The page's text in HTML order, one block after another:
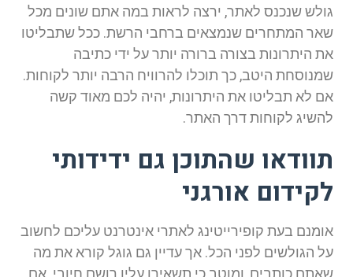
גולש שנכנס לאתר, ירצה לראות במה אתם שונים מכל
שאר המתחרים שנמצאים ברחבי הרשת. ככל שתבליטו
את היתרונות בצורה ברורה יותר על ידי כתיבה
שמנוסחת היטב, כך תוכלו להרוויח הרבה יותר לקוחות.
אם לא תבליטו את היתרונות, יהיה לכם מאוד קשה
להשיג לקוחות דרך האתר.
תוודאו שהתוכן גם ידידותי
לקידום אורגני
אומנם בעת קופירייטינג לאתרי אינטרנט עליכם לחשוב
על הגולשים לפני הכל. אך עדיין גם גוגל קורא את מה